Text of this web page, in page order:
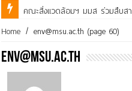
คณะสิ่งแวดล้อมฯ มมส ร่วมสืบส
คณะสิ่งแวดล้อมฯ มมส ร่วมต้อนรั
Home / env@msu.ac.th (page 60)
env@msu.ac.th